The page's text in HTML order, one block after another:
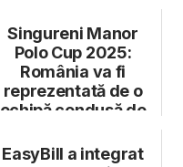
Singureni Manor
Polo Cup 2025:
România va fi
reprezentată de o
echipă condusă de
EasyBill a integrat